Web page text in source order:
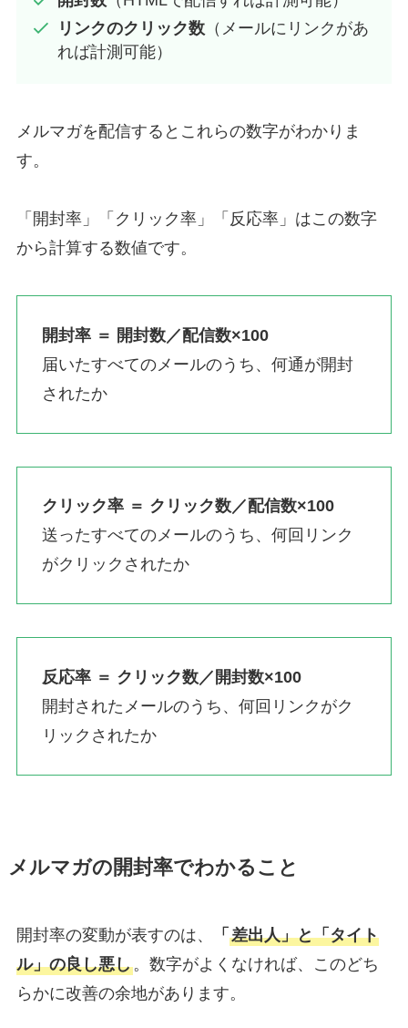
リンクのクリック数（メールにリンクがあ
れば計測可能）
メルマガを配信するとこれらの数字がわかりま
す。
「開封率」「クリック率」「反応率」はこの数字
から計算する数値です。
開封率 ＝ 開封数／配信数×100
届いたすべてのメールのうち、何通が開封
されたか
クリック率 ＝ クリック数／配信数×100
送ったすべてのメールのうち、何回リンク
がクリックされたか
反応率 ＝ クリック数／開封数×100
開封されたメールのうち、何回リンクがク
リックされたか
メルマガの開封率でわかること
開封率の変動が表すのは、 「 差出人」と「タイト
ル」の良し悪し。数字がよくなければ、このどち
らかに改善の余地があります。